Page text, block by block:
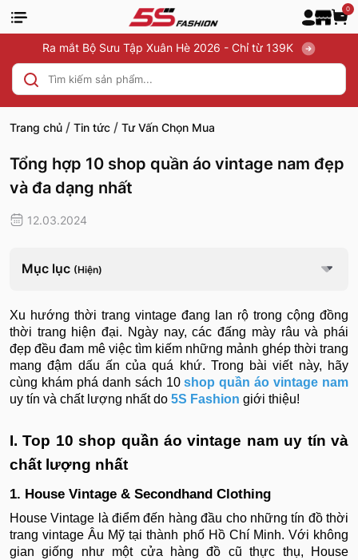
0
Ra mắt Bộ Sưu Tập Xuân Hè 2026 - Chỉ từ 139K
Trang chủ / Tin tức / Tư Vấn Chọn Mua
Tổng hợp 10 shop quần áo vintage nam đẹp
và đa dạng nhất
12.03.2024
Mục lục (Hiện)
Xu hướng thời trang vintage đang lan rộ trong cộng đồng
thời trang hiện đại. Ngày nay, các đấng mày râu và phái
đẹp đều đam mê việc tìm kiếm những mảnh ghép thời trang
mang đậm dấu ấn của quá khứ. Trong bài viết này, hãy
cùng khám phá danh sách 10 shop quần áo vintage nam
uy tín và chất lượng nhất do 5S Fashion giới thiệu!
I. Top 10 shop quần áo vintage nam uy tín và
chất lượng nhất
1. House Vintage & Secondhand Clothing
House Vintage là điểm đến hàng đầu cho những tín đồ thời
trang vintage Âu Mỹ tại thành phố Hồ Chí Minh. Với không
gian giống như một cửa hàng đồ cũ thực thụ, House